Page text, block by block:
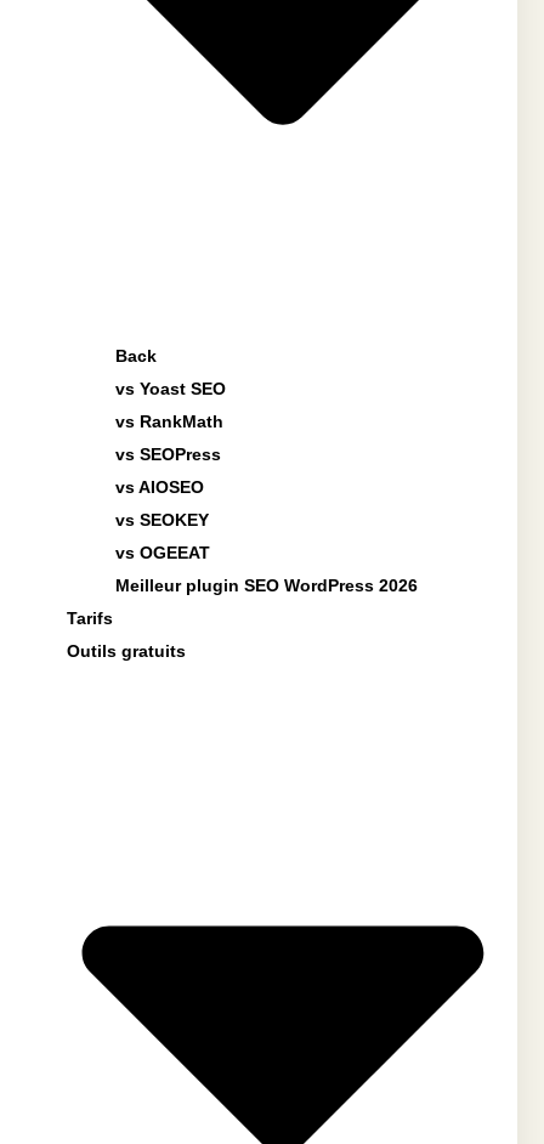
Back
vs Yoast SEO
vs RankMath
vs SEOPress
vs AIOSEO
vs SEOKEY
vs OGEEAT
Meilleur plugin SEO WordPress 2026
Tarifs
Outils gratuits